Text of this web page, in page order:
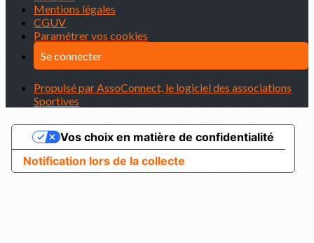
Mentions légales
CGUV
Paramétrer vos cookies
Se connecter
Propulsé par AssoConnect, le logiciel des associations
Sportives
Notification lors de la collecte
Vos choix en matière de confidentialité